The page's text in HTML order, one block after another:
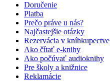
Doručenie
Platba
Prečo práve u nás?
Najčastejšie otázky
Rezervácia v kníhkupectve
Ako čítať e-knihy
Ako počúvať audioknihy
Pre školy a knižnice
Reklamácie